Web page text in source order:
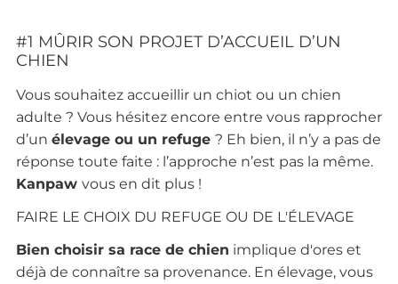
#1 MÛRIR SON PROJET D’ACCUEIL D’UN
CHIEN
Vous souhaitez accueillir un chiot ou un chien
adulte ? Vous hésitez encore entre vous rapprocher
d’un élevage ou un refuge ? Eh bien, il n’y a pas de
réponse toute faite : l’approche n’est pas la même.
Kanpaw vous en dit plus !
FAIRE LE CHOIX DU REFUGE OU DE L'ÉLEVAGE
Bien choisir sa race de chien implique d'ores et
déjà de connaître sa provenance. En élevage, vous